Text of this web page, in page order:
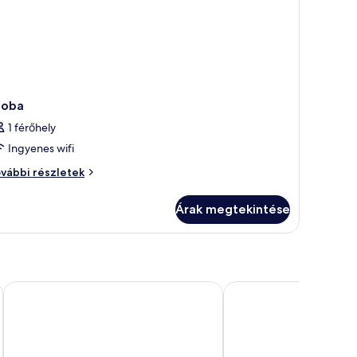
1 férőhely
Ingyenes wifi
részletek
Árak megtekintése
Hotel Amira Istanbul Aprilis Deluxe Hotel